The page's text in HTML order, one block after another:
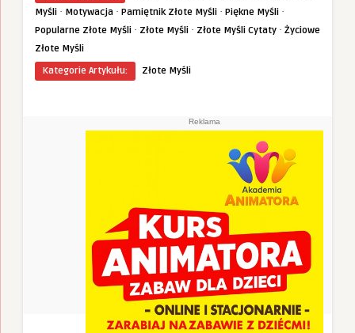
Myśli · Motywacja · Pamiętnik Złote Myśli · Piękne Myśli ·
Popularne Złote Myśli · Złote Myśli · Złote Myśli Cytaty · Życiowe
Złote Myśli
Kategorie Artykułu:
Złote Myśli
Reklama